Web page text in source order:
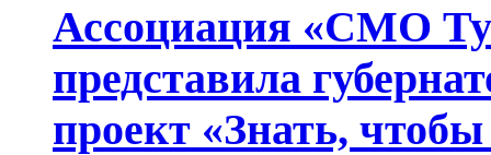
Ассоциация «СМО
представила
проект «Знать,